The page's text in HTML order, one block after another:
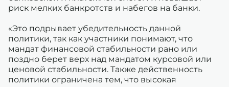
риск мелких банкротств и набегов на банки.
«Это подрывает убедительность данной
политики, так как участники понимают, что
мандат финансовой стабильности рано или
поздно берет верх над мандатом курсовой или
ценовой стабильности. Также действенность
политики ограничена тем, что высокая